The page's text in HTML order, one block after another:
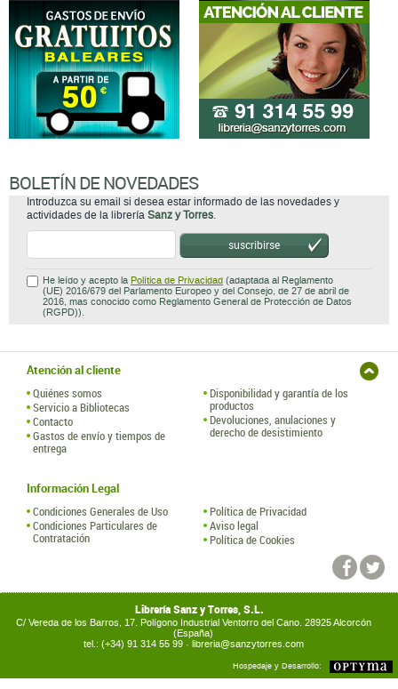
BOLETÍN DE NOVEDADES
Introduzca su email si desea estar informado de las novedades y
actividades de la librería Sanz y Torres.
suscribirse
He leído y acepto la Política de Privacidad (adaptada al Reglamento
(UE) 2016/679 del Parlamento Europeo y del Consejo, de 27 de abril de
2016, mas conocido como Reglamento General de Protección de Datos
(RGPD)).
Atención al cliente
Quiénes somos
Servicio a Bibliotecas
Contacto
Gastos de envío y tiempos de
entrega
Disponibilidad y garantía de los
productos
Devoluciones, anulaciones y
derecho de desistimiento
Información Legal
Condiciones Generales de Uso
Condiciones Particulares de
Contratación
Política de Privacidad
Aviso legal
Política de Cookies
Librería Sanz y Torres, S.L.
C/ Vereda de los Barros, 17. Polígono Industrial Ventorro del Cano. 28925 Alcorcón
(España)
tel.: (+34) 91 314 55 99 · libreria@sanzytorres.com
Hospedaje y Desarrollo: